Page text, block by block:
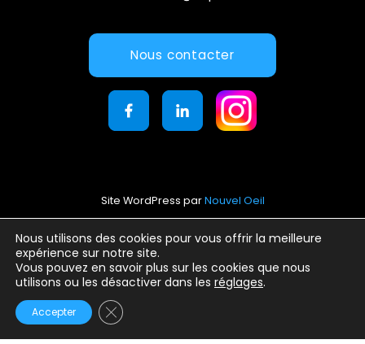
Nous utilisons des cookies pour vous offrir la meilleure
expérience sur notre site.
Vous pouvez en savoir plus sur les cookies que nous
utilisons ou les désactiver dans les réglages.
Accepter Fermer la bannière des cookies GDPR
Nous contacter
Site WordPress parNouvel Oeil
Mentions légales
Conditions générales d’utilisation
Politique de confidentialité